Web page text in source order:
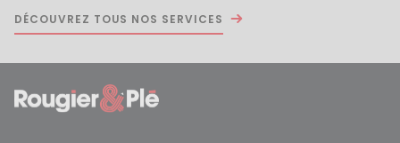
DÉCOUVREZ TOUS NOS SERVICES